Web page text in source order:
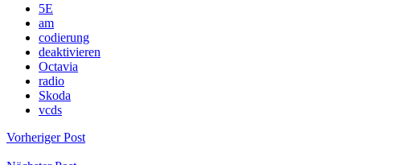
5E
am
codierung
deaktivieren
Octavia
radio
Skoda
vcds
Vorheriger Post